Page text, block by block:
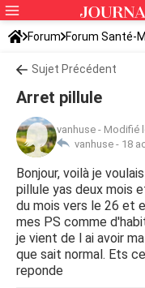
Forum Forum Santé-
Sujet Précédent
Arret pillule
vanhuse - Modifié
vanhuse - 18
Bonjour, voilà je
pillule yas deux mois
du mois vers le 26 et
mes PS comme
je vient de l ai avoir
que sait normal. Ets
reponde